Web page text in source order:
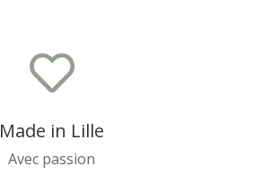

Made in Lille
Avec passion